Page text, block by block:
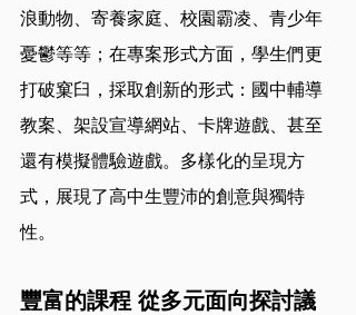
浪動物、寄養家庭、校園霸凌、青少年
憂鬱等等；在專案形式方面，學生們更
打破窠臼，採取創新的形式：國中輔導
教案、架設宣導網站、卡牌遊戲、甚至
還有模擬體驗遊戲。多樣化的呈現方
式，展現了高中生豐沛的創意與獨特
性。
豐富的課程 從多元面向探討議